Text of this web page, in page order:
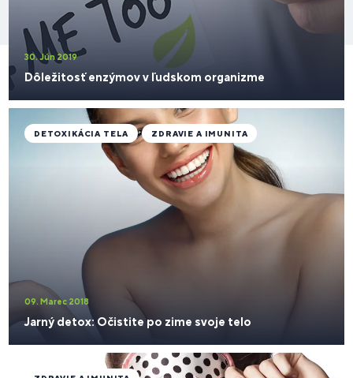
30. Jún 2019
​Dôležitosť enzýmov v ľudskom organizme
09. Marec 2018
Jarný detox: Očistite po zime svoje telo
DETOXIKÁCIA TELA ZDRAVIE A IMUNITA